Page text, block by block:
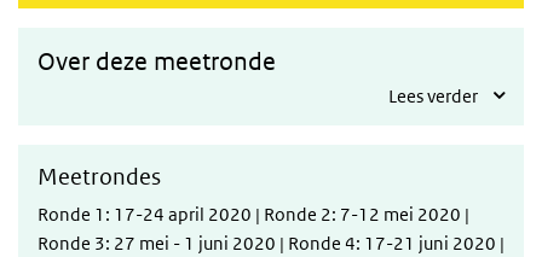
Over deze meetronde
Lees verder
Meetrondes
Ronde 1: 17-24 april 2020 | Ronde 2: 7-12 mei 2020 |
Ronde 3: 27 mei - 1 juni 2020 | Ronde 4: 17-21 juni 2020 |